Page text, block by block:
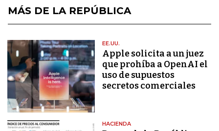
MÁS DE LA REPÚBLICA
EE.UU.
Apple solicita a un juez
que prohíba a OpenAI el
uso de supuestos
secretos comerciales
HACIENDA